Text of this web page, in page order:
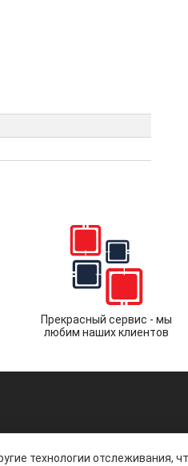
Прекрасный сервис - мы
любим наших клиентов
технологии отслеживания,